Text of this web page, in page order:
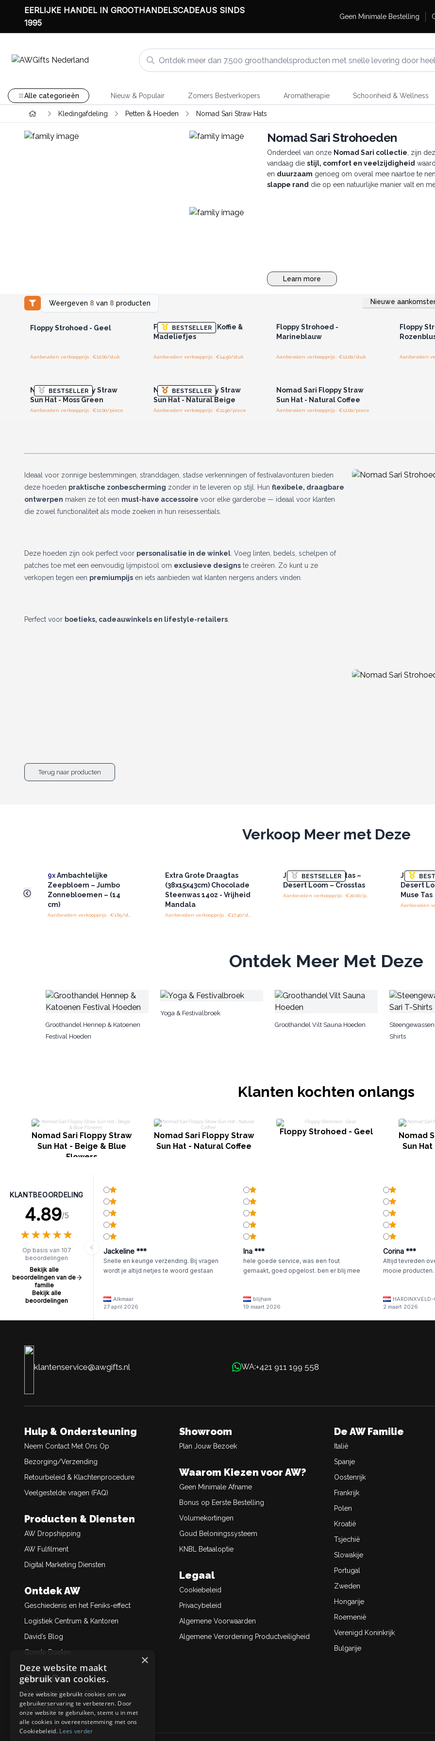
EERLIJKE HANDEL IN GROOTHANDELSCADEAUS SINDS
1995
Geen Minimale Bestelling
Alle categorieën Nieuw & Populair Zomers Bestverkopers Aromatherapie Schoonheid & Wellness
Kledingafdeling Petten & Hoeden Nomad Sari Straw Hats
Nomad Sari Strohoeden
Onderdeel van onze Nomad Sari collectie , zijn
vandaag die stijl, comfort en veelzijdigheid
en duurzaam genoeg om overal mee naartoe te
slappe rand die op een natuurlijke manier valt en
Learn more
Weergeven 8 van 8 producten Nieuwe
Log in of registreer u voor
groothandelsprijzen.
Floppy Strohoed - Geel
Aanbevolen verkoopprijs : €12.00/stuk
BESTSELLER
Floppy Strohoed - Koffie &
Madeliefjes
Aanbevolen verkoopprijs : €14.50/stuk
Floppy Strohoed -
Marineblauw
Aanbevolen verkoopprijs : €12.00/stuk
Log in
Floppy
Aanbevolen
BESTSELLER
Nomad Sari Floppy Straw
Sun Hat - Moss Green
Aanbevolen verkoopprijs : €12.00/piece
BESTSELLER
Nomad Sari Floppy Straw
Sun Hat - Natural Beige
Aanbevolen verkoopprijs : €11.90/piece
Nomad Sari Floppy Straw
Sun Hat - Natural Coffee
Aanbevolen verkoopprijs : €12.00/piece
Ideaal voor zonnige bestemmingen, stranddagen, stadse verkenningen of festivalavonturen bieden
deze hoeden praktische zonbescherming zonder in te leveren op stijl. Hun flexibele, draagbare
ontwerpen maken ze tot een must-have accessoire voor elke garderobe — ideaal voor klanten
die zowel functionaliteit als mode zoeken in hun reisessentials.
Deze hoeden zijn ook perfect voor personalisatie in de winkel . Voeg linten, bedels, schelpen of
patches toe met een eenvoudig lijmpistool om exclusieve designs te creëren. Zo kunt u ze
verkopen tegen een premiumpijs en iets aanbieden wat klanten nergens anders vinden.
Perfect voor boetieks, cadeauwinkels en lifestyle-retailers
Terug naar producten
Verkoop Meer met Deze
9xAmbachtelijke
Zeepbloem – Jumbo
Zonnebloemen – (14
cm)
Extra Grote Draagtas
(38x15x43cm) Chocolade
Steenwas 14oz - Vrijheid
Mandala
BESTSELLER
Jacquard Natureltas –
Desert Loom – Crosstas
Aanbevolen verkoopprijs : €20.00/piece
Desert
Muse Tas
Ontdek Meer Met Deze
Groothandel Hennep & Katoenen
Festival Hoeden
Yoga & Festivalbroek
Groothandel Vilt Sauna Hoeden
Shirts
Klanten kochten onlangs
Nomad Sari Floppy Straw
Sun Hat - Beige & Blue
Flowers
Nomad Sari Floppy Straw
Sun Hat - Natural Coffee
Floppy Strohoed - Geel
Nomad
Sun
KLANTBEOORDELING
4.89/5
★★★★★
★★★★★
Op basis van 107
beoordelingen
Bekijk alle
beoordelingen van de
familie
Bekijk alle
beoordelingen
Jackeline ***
Snelle en keurige verzending. Bij vragen
wordt je altijd netjes te woord gestaan
Alkmaar
27 april 2026
Ina ***
hele goede service, was een fout
gemaakt, goed opgelost. ben er blij mee
blijham
19 maart 2026
Corina ***
Altijd tevreden
mooie producten.
2 maart 2026
klantenservice@awgifts.nl WA:+421 911 199 558
Hulp & Ondersteuning
Neem Contact Met Ons Op
Bezorging/Verzending
Retourbeleid & Klachtenprocedure
Veelgestelde vragen (FAQ)
Producten & Diensten
AW Dropshipping
AW Fulfilment
Digital Marketing Diensten
Ontdek AW
Geschiedenis en het Feniks-effect
Logistiek Centrum & Kantoren
David’s Blog
Goede Doelen
Over Ons
De oorsprong van AW
Showroom
Plan Jouw Bezoek
Waarom Kiezen voor AW?
Geen Minimale Afname
Bonus op Eerste Bestelling
Volumekortingen
Goud Beloningssysteem
KNBL Betaaloptie
Legaal
Cookiebeleid
Privacybeleid
Algemene Voorwaarden
Algemene Verordening Productveiligheid
De AW Familie
Italië
Spanje
Oostenrijk
Frankrijk
Polen
Kroatië
Tsjechië
Slowakije
Portugal
Zweden
Hongarije
Roemenië
Verenigd Koninkrijk
Bulgarije
×
Deze website maakt
gebruik van cookies.
Deze website gebruikt cookies om uw
gebruikerservaring te verbeteren. Door
onze website te gebruiken, stemt u in met
alle cookies in overeenstemming met ons
Cookiebeleid. Lees verder